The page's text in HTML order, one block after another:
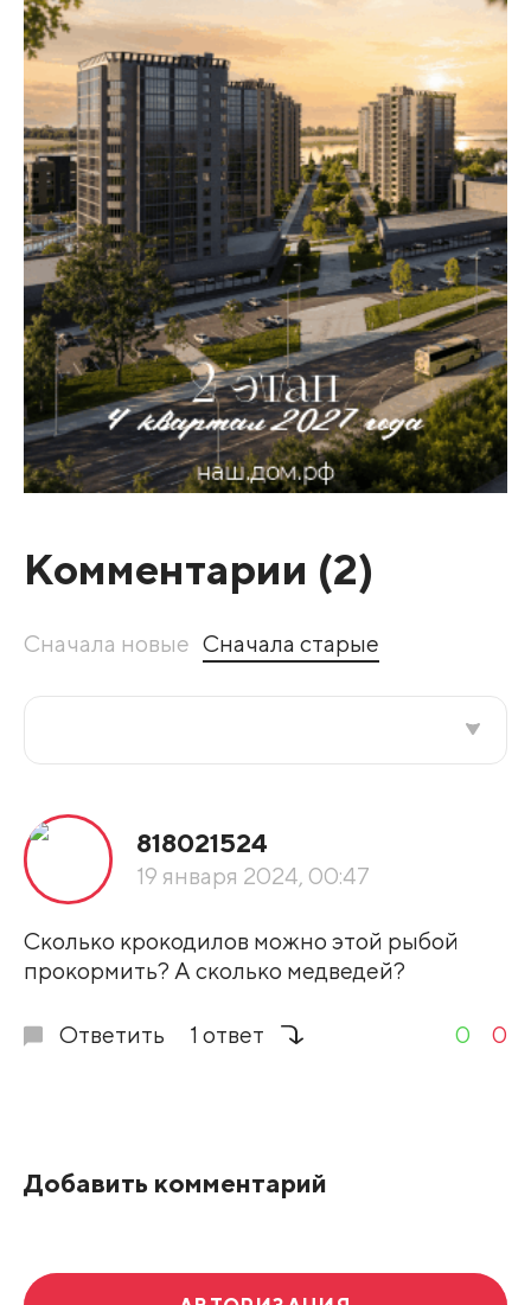
Комментарии (2)
Сначала новые Сначала старые
По рейтингу
818021524
19 января 2024, 00:47
Сколько крокодилов можно этой рыбой
прокормить? А сколько медведей?
Ответить 1 ответ 0 0
Добавить комментарий